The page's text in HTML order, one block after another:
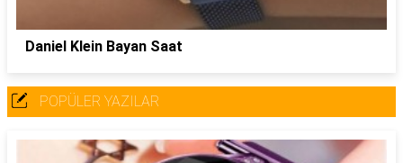
Daniel Klein Bayan Saat
POPÜLER YAZILAR